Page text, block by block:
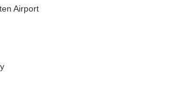
Airport